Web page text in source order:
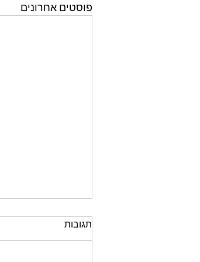
פוסטים אחרונים
תגובות